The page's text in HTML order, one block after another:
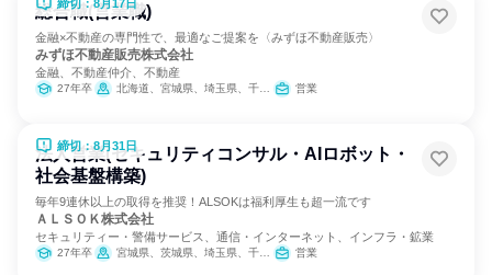
締切：8月17日
総合職(営業職)
金融×不動産の専門性で、最適なご提案を〈みずほ不動産販売〉
みずほ不動産販売株式会社
金融、不動産仲介、不動産
27年卒 北海道、宮城県、埼玉県、千葉県、東京都、神奈川県、新潟県、愛知県、京都府、大阪府、兵庫県、岡山県、広島県、福岡県 営業
締切：8月31日
法人営業(セキュリティコンサル・AIロボット・
社会基盤構築)
毎年9連休以上の取得を推奨！ALSOKは福利厚生も超一流です
ＡＬＳＯＫ株式会社
セキュリティー・警備サービス、通信・インターネット、インフラ・鉱業
27年卒 宮城県、茨城県、埼玉県、千葉県、東京都、神奈川県、山梨県、長野県、静岡県、愛知県、滋賀県、京都府、大阪府、兵庫県、奈良県、和歌山県、岡山県、山口県、徳島県、香川県、高知県、福岡県、熊本県、大分県 営業